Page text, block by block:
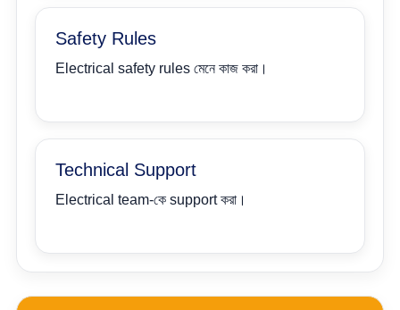
Safety Rules
Electrical safety rules মেনে কাজ করা।
Technical Support
Electrical team-কে support করা।